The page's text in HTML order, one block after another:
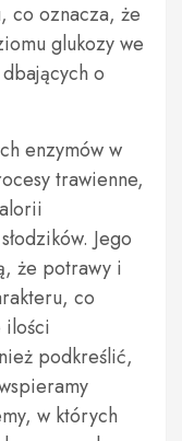
co oznacza, że
glukozy we
o
enzymów w
trawienne,
Jego
że potrawy i
co
podkreślić,
w których